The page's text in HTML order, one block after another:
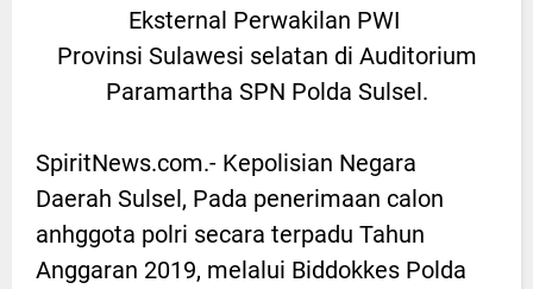
Eksternal Perwakilan PWI
Provinsi Sulawesi selatan di Auditorium
Paramartha SPN Polda Sulsel.
SpiritNews.com.- Kepolisian Negara
Daerah Sulsel, Pada penerimaan calon
anhggota polri secara terpadu Tahun
Anggaran 2019, melalui Biddokkes Polda